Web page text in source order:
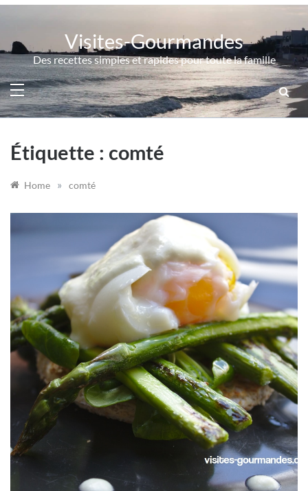
Skip
Visites-Gourmandes
Des recettes simples et rapides pour toute la famille
Étiquette : comté
Home » comté